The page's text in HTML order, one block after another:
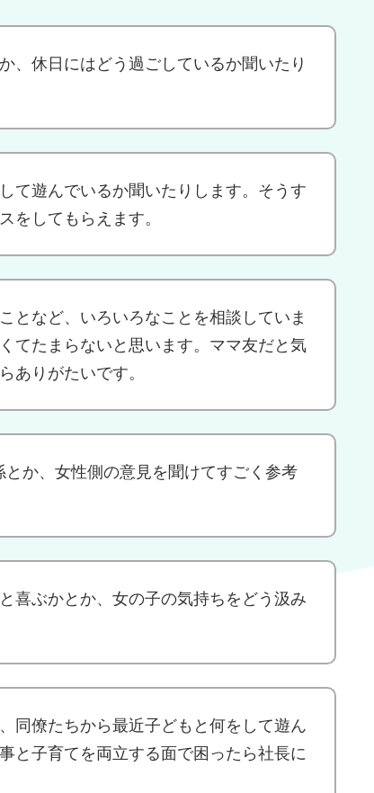
、休日にはどう過ごしているか聞いたり
て遊んでいるか聞いたりします。そうす
をしてもらえます。
となど、いろいろなことを相談していま
てたまらないと思います。ママ友だと気
ありがたいです。
か、女性側の意見を聞けてすごく参考
喜ぶかとか、女の子の気持ちをどう汲み
同僚たちから最近子どもと何をして遊ん
と子育てを両立する面で困ったら社長に